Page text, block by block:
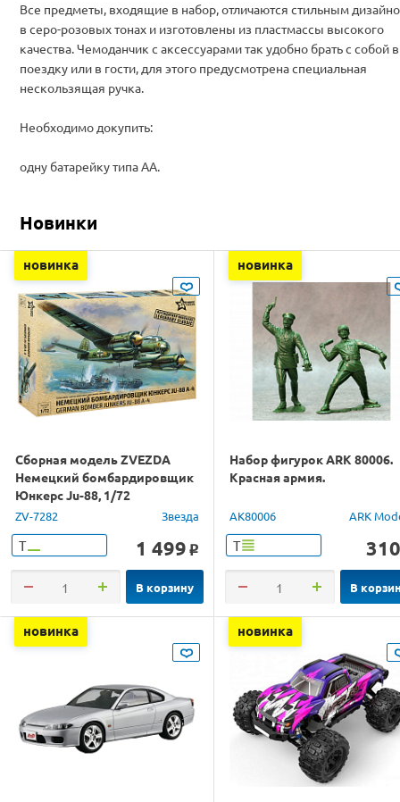
Все предметы, входящие в набор, отличаются стильным
в серо-розовых тонах и изготовлены из пластмассы высокого
качества. Чемоданчик с аксессуарами так удобно брать с собой в
поездку или в гости, для этого предусмотрена специальная
нескользящая ручка.
Необходимо докупить:
одну батарейку типа АА.
Новинки
новинка
Сборная модель ZVEZDA
Немецкий бомбардировщик
Юнкерс Ju-88, 1/72
ZV-7282 Звезда
Т 1 499 o
В корзину
новинка
Набор фигурок ARK 80006.
Красная армия.
AK80006 ARK
Т 310
В
новинка новинка